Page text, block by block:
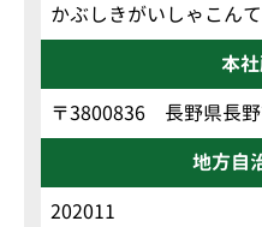
かぶしきがいしゃこん
本
〒3800836 長野県長
地方自
202011